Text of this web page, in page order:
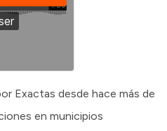
Exactas desde hace más de
en municipios